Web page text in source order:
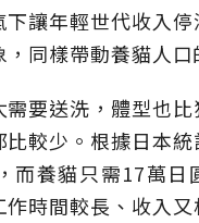
下讓年輕世代收入
同樣帶動養貓人口
需要送洗，體型也
比較少。根據日本
而養貓只需17萬日
時間較長、收入